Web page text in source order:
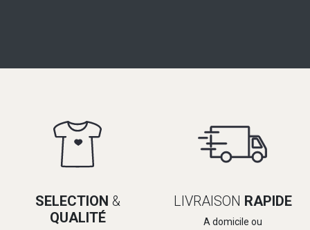
SELECTION &
QUALITÉ
LIVRAISON RAPIDE
A domicile ou